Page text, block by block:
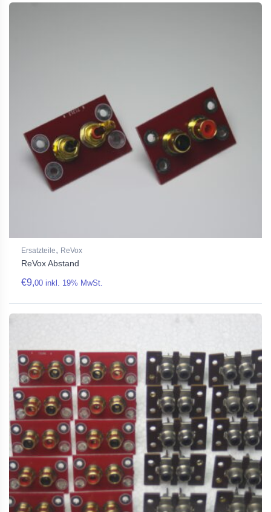
Ersatzteile, ReVox
ReVox Abstand
€9,00 inkl. 19% MwSt.